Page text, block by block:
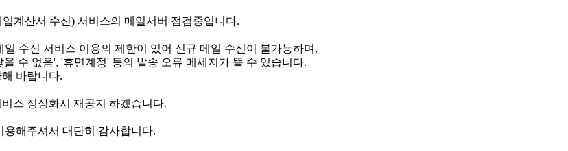
계산서 수신) 서비스의 메일서버 점검중입니다.
일 수신 서비스 이용의 제한이 있어 신규 메일 수신이 불가능하며,
수 없음', '휴면계정' 등의 발송 오류 메세지가 뜰 수 있습니다.
바랍니다.
스 정상화시 재공지 하겠습니다.
용해주셔서 대단히 감사합니다.